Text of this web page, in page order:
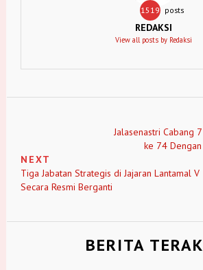
1519 posts
REDAKSI
View all posts by Redaksi
Jalasenastri Cabang
ke 74
NEXT
Tiga Jabatan Strategis di Jajaran Lantamal V
Secara Resmi Berganti
BERITA